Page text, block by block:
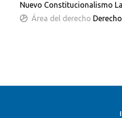
Nuevo Constitucionalismo
Área del derecho